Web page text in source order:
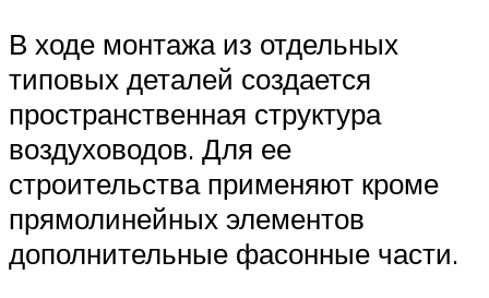
В ходе монтажа из отдельных
типовых деталей создается
пространственная структура
воздуховодов. Для ее
строительства применяют кроме
прямолинейных элементов
дополнительные фасонные части.